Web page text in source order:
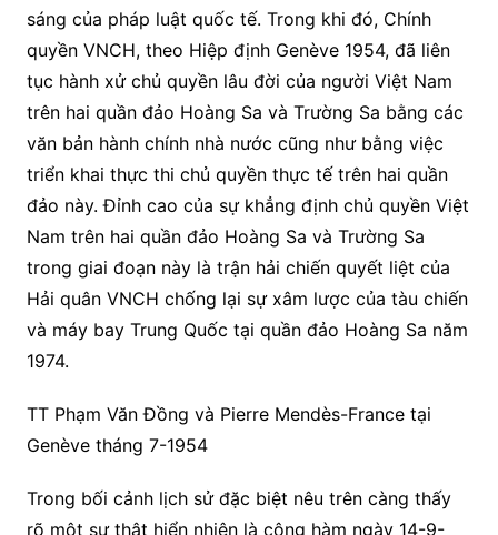
sáng của pháp luật quốc tế. Trong khi đó, Chính
quyền VNCH, theo Hiệp định Genève 1954, đã liên
tục hành xử chủ quyền lâu đời của người Việt Nam
trên hai quần đảo Hoàng Sa và Trường Sa bằng các
văn bản hành chính nhà nước cũng như bằng việc
triển khai thực thi chủ quyền thực tế trên hai quần
đảo này. Đỉnh cao của sự khẳng định chủ quyền Việt
Nam trên hai quần đảo Hoàng Sa và Trường Sa
trong giai đoạn này là trận hải chiến quyết liệt của
Hải quân VNCH chống lại sự xâm lược của tàu chiến
và máy bay Trung Quốc tại quần đảo Hoàng Sa năm
1974.
TT Phạm Văn Đồng và Pierre Mendès-France tại
Genève tháng 7-1954
Trong bối cảnh lịch sử đặc biệt nêu trên càng thấy
rõ một sự thật hiển nhiên là công hàm ngày 14-9-